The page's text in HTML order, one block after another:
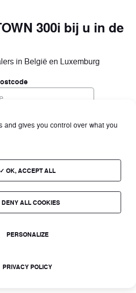
300i bij u in de
in België en Luxemburg
een concessie
and gives you control over what you
OK, ACCEPT ALL
DENY ALL COOKIES
PERSONALIZE
PRIVACY POLICY